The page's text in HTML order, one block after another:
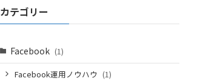
カテゴリー
Facebook (1)
Facebook運用ノウハウ (1)